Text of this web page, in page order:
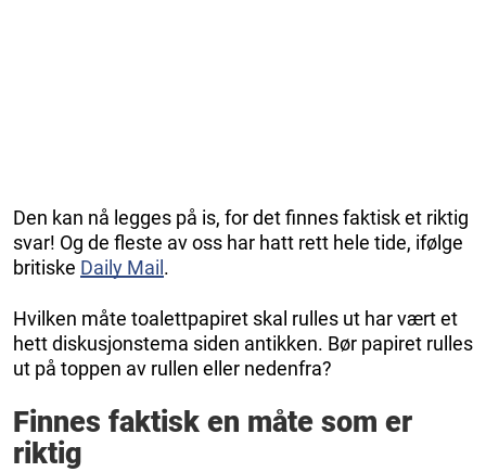
Den kan nå legges på is, for det finnes faktisk et riktig
svar! Og de fleste av oss har hatt rett hele tide, ifølge
britiske Daily Mail.
Hvilken måte toalettpapiret skal rulles ut har vært et
hett diskusjonstema siden antikken. Bør papiret rulles
ut på toppen av rullen eller nedenfra?
Finnes faktisk en måte som er
riktig